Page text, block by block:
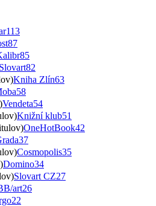
113
87
85
Slovart82
Kniha Zlín63
58
Vendeta54
Knižní klub51
OneHotBook42
37
Cosmopolis35
Domino34
Slovart CZ27
art26
22